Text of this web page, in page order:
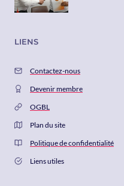
LIENS
Contactez-nous
Devenir membre
OGBL
Plan du site
Politique de confidentialité
Liens utiles